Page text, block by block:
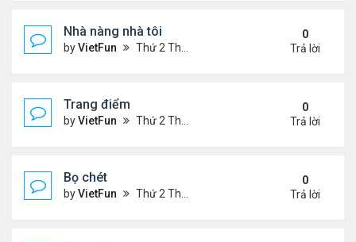
Nhà nàng nhà tôi
byVietFun Thứ 2 Tháng 1 03, 2022 9:24 pm
0
Trả lời
Trang điểm
byVietFun Thứ 2 Tháng 1 03, 2022 9:18 pm
0
Trả lời
Bọ chét
byVietFun Thứ 2 Tháng 1 03, 2022 9:16 pm
0
Trả lời